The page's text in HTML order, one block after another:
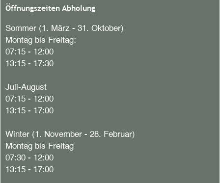
Öffnungszeiten Abholung
Sommer (1. März - 31. Oktober)
Montag bis Freitag:
07:15 - 12:00
13:15 - 17:30
Juli-August
07:15 - 12:00
13:15 - 17:00
Winter (1. November - 28. Februar)
Montag bis Freitag
07:30 - 12:00
13:15 - 17:00